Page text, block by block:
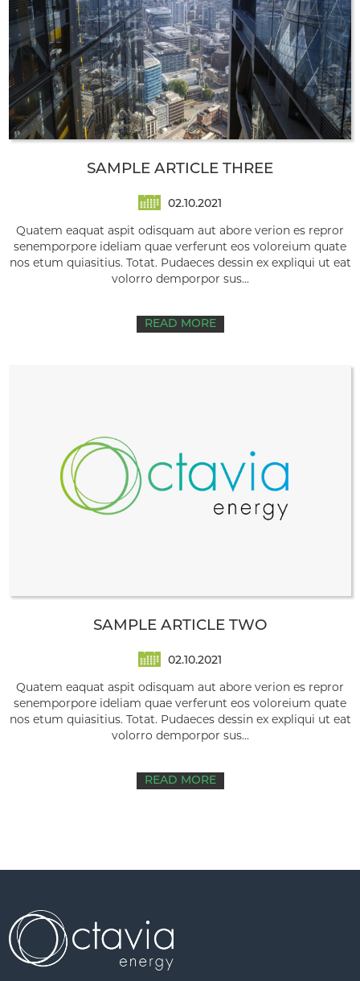
SAMPLE ARTICLE THREE
02.10.2021
Quatem eaquat aspit odisquam aut abore verion es repror
senemporpore ideliam quae verferunt eos voloreium quate
nos etum quiasitius. Totat. Pudaeces dessin ex expliqui ut eat
volorro demporpor sus...
READ MORE
SAMPLE ARTICLE TWO
02.10.2021
Quatem eaquat aspit odisquam aut abore verion es repror
senemporpore ideliam quae verferunt eos voloreium quate
nos etum quiasitius. Totat. Pudaeces dessin ex expliqui ut eat
volorro demporpor sus...
READ MORE